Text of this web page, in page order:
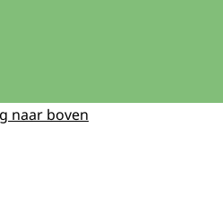
naar boven